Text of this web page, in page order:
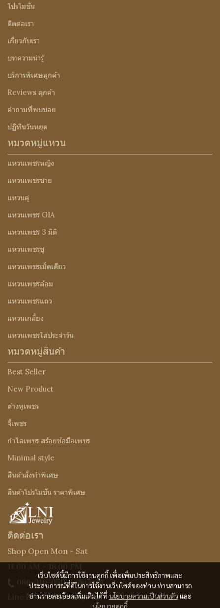
เว็บไซต์นี้มีการใช้งานคุกกี้ เพื่อเพิ่มประสิทธิภาพและ
ประสบการณ์ที่ดีในการใช้งานเว็บไซต์ของท่าน ท่านสามารถ
อ่านรายละเอียดเพิ่มเติมได้ที่ นโยบายความเป็นส่วนตัว และ
นโยบายคุกกี้
โปรโมชั่น
ติดต่อเรา
เกี่ยวกับเรา
บทความน่ารู้
บริการพิเศษลูกค้า
Reviews ลูกค้า
คำถามที่พบบ่อย
ปฏิทินวันหยุด
หมวดหมู่แหวน
แหวนเพชรหญิง
แหวนเพชรชาย
แหวนคู่
แหวนเพชร GIA
แหวนเพชร 3 มิติ
แหวนเพชรชู
แหวนเพชรเม็ดเดียว
แหวนเพชรล้อม
แหวนเพชรแถว
แหวนเกลี้ยง
แหวนเพชรใส่ประจำวัน
หมวดหมู่สินค้า
Best Seller
New Product
ต่างหูเพชร
จี้เพชร
กำไลเพชร สร้อยข้อมือเพชร
Minimal style
สินค้าสั่งทำพิเศษ
สินค้าโปรโมชั่น ราคาพิเศษ
ติดต่อเรา
Shop Open Mon - Sat
11.00 AM - 18.00 PM
086-310-0519(คุณเจี๊ยบ)
Line ID : @Lnijewelry